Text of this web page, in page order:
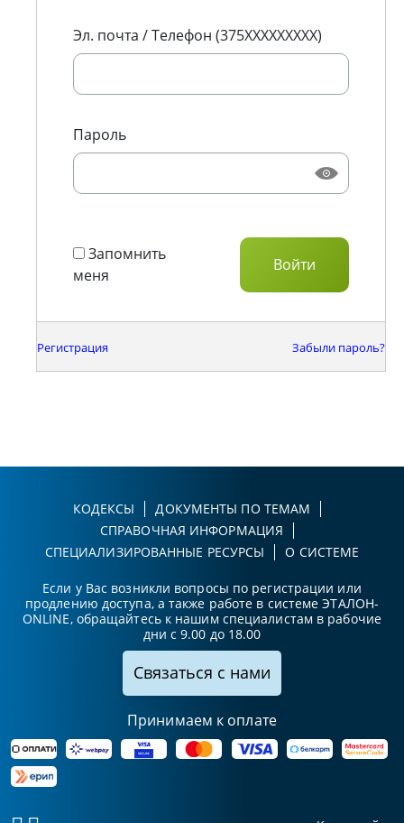
Эл. почта / Телефон (375XXXXXXXXX)
Пароль
Запомнить
меня
Регистрация Забыли пароль?
КОДЕКСЫ
ДОКУМЕНТЫ ПО ТЕМАМ
СПРАВОЧНАЯ ИНФОРМАЦИЯ
СПЕЦИАЛИЗИРОВАННЫЕ РЕСУРСЫ
О СИСТЕМЕ
Если у Вас возникли вопросы по регистрации или
продлению доступа, а также работе в системе ЭТАЛОН-
ONLINE, обращайтесь к нашим специалистам в рабочие
дни с 9.00 до 18.00
Связаться с нами
Принимаем к оплате